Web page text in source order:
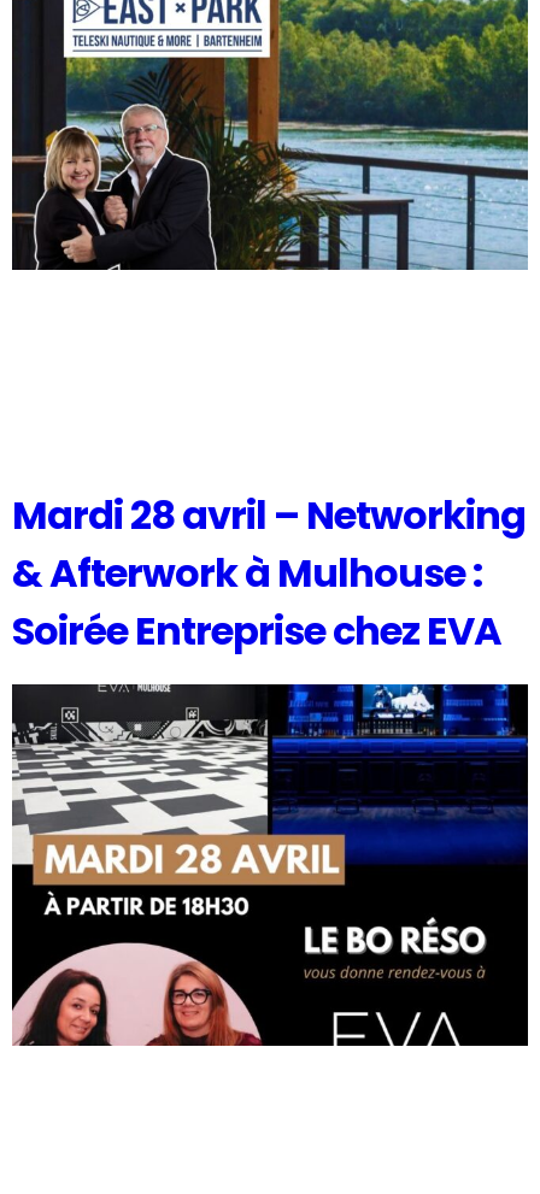
Mardi 28 avril – Networking
& Afterwork à Mulhouse :
Soirée Entreprise chez EVA